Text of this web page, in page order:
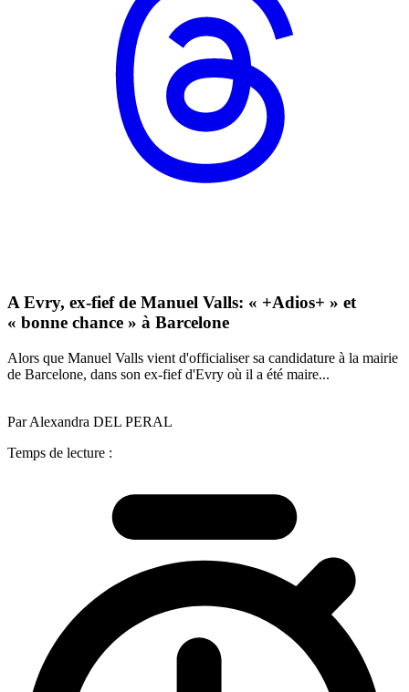
A Evry, ex-fief de Manuel Valls: « +Adios+ » et
« bonne chance » à Barcelone
Alors que Manuel Valls vient d'officialiser sa candidature à la mairie
de Barcelone, dans son ex-fief d'Evry où il a été maire...
Par Alexandra DEL PERAL
Temps de lecture :